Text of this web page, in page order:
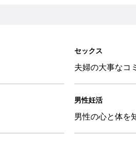
セックス
夫婦の大事なコ
男性妊活
男性の心と体を